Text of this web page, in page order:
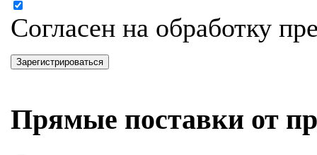
Согласен на обработку
Зарегистрироваться
Прямые поставки от